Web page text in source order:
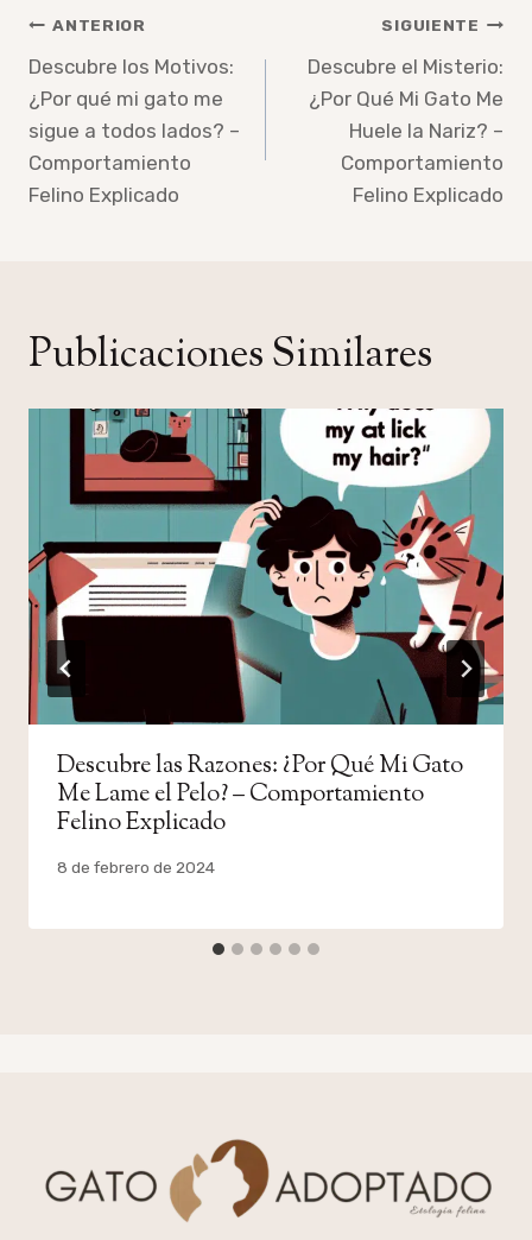
Navegación
de
entradas
ANTERIOR
Descubre los Motivos:
¿Por qué mi gato me
sigue a todos lados? –
Comportamiento
Felino Explicado
SIGUIENTE
Descubre el Misterio:
¿Por Qué Mi Gato Me
Huele la Nariz? –
Comportamiento
Felino Explicado
Publicaciones Similares
Descubre las Razones: ¿Por Qué Mi Gato
Me Lame el Pelo? – Comportamiento
Felino Explicado
Por
8 de febrero de 2024